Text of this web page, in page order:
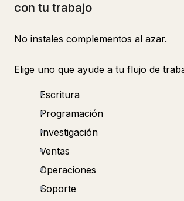
con tu trabajo
No instales complementos al azar.
Elige uno que ayude a tu flujo de
Escritura
Programación
Investigación
Ventas
Operaciones
Soporte